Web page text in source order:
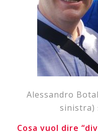
Alessandro
sinistra)
Cosa vuol dire